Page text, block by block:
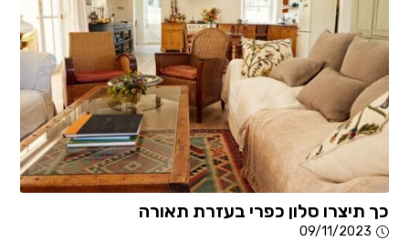
כך תיצרו סלון כפרי בעזרת תאורה
09/11/2023